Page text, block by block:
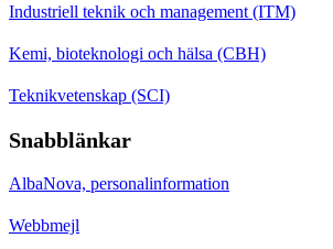
Industriell teknik och management (ITM)
Kemi, bioteknologi och hälsa (CBH)
Teknikvetenskap (SCI)
Snabblänkar
AlbaNova, personalinformation
Webbmejl